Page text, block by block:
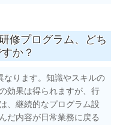
修プログラム、どち
か？
なります。知識やスキルの
効果は得られますが、行
、継続的なプログラム設
だ内容が日常業務に戻る